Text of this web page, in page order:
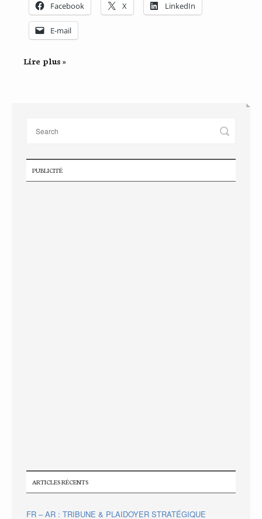
Facebook X LinkedIn
E-mail
Lire plus »
PUBLICITÉ
ARTICLES RÉCENTS
FR – AR : TRIBUNE & PLAIDOYER STRATÉGIQUE